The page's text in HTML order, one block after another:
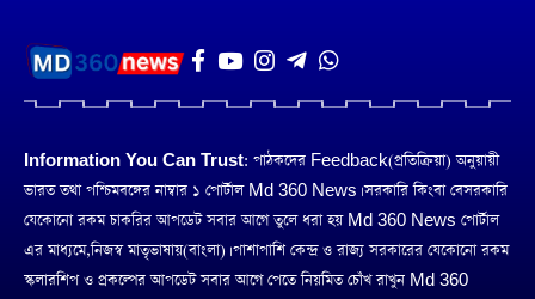
Information You Can Trust: পাঠকদের Feedback(প্রতিক্রিয়া) অনুয়ায়ী
ভারত তথা পশ্চিমবঙ্গের নাম্বার ১ পোর্টাল Md 360 News। সরকারি কিংবা বেসরকারি
যেকোনো রকম চাকরির আপডেট সবার আগে তুলে ধরা হয় Md 360 News পোর্টাল
এর মাধ্যমে,নিজস্ব মাতৃভাষায়(বাংলা)। পাশাপাশি কেন্দ্র ও রাজ্য সরকারের যেকোনো রকম
স্কলারশিপ ও প্রকল্পের আপডেট সবার আগে পেতে নিয়মিত চোঁখ রাখুন Md 360